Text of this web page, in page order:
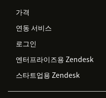
가격
연동 서비스
로그인
엔터프라이즈용 Zendesk
스타트업용 Zendesk